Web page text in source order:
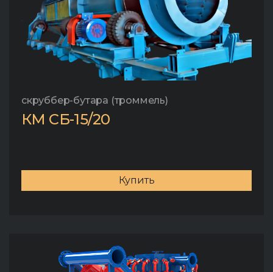
скруббер-бутара (троммель)
КМ СБ-15/20
Купить